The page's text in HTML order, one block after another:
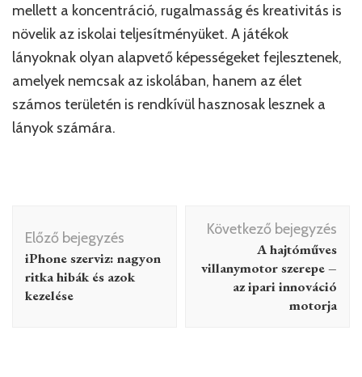
mellett a koncentráció, rugalmasság és kreativitás is
növelik az iskolai teljesítményüket. A játékok
lányoknak olyan alapvető képességeket fejlesztenek,
amelyek nemcsak az iskolában, hanem az élet
számos területén is rendkívül hasznosak lesznek a
lányok számára.
navigáció
Előző bejegyzés
iPhone szerviz: nagyon
ritka hibák és azok
kezelése
Következő bejegyzés
A hajtóműves
villanymotor szerepe –
az ipari innováció
motorja